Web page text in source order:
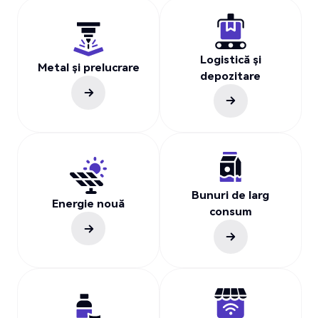
Metal și prelucrare
Logistică și
depozitare
Energie nouă
Bunuri de larg
consum